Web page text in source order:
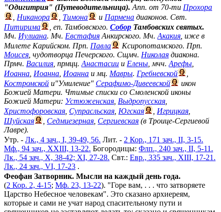
"Одигитрия" (Путеводительница). Апп. от 70-ти Прохора
Никанора Тимона и Пармена диаконов. Свт.
Питирима
, еп. Тамбовского. Собор Тамбовских святых.
Мч. Иулиана. Мч. Евстафия Анкирского. Мч. Акакия , иже в
Милете Карийском. Прп. Павла
Ксиропотамского. Прп.
Моисея , чудотворца Печерского. Сщмч. Николая диакона.
Прмч. Василия , прмцц. Анастасии и Елены , мчч. Арефы
Иоанна Иоанна Иоанна и мц. Мавры. Гребневской
Костромской и"Умиление" Серафимо-Дивеевской
икон
Божией Матери. Чтимые списки со Смоленской иконы
Божией Матери: Устюженская Выдропусская
Христофоровская Супрасльская Югская Игрицкая
Шуйская
Седмиезерная Сергиевская (в Троице-Сергиевой
Лавре).
Утр. - Лк., 4 зач., I, 39-49, 56. Лит. - 2 Кор., 171 зач., II, 3-15.
Мф., 94 зач., XXIII, 13-22. Богородицы: Флп., 240 зач., II, 5-11.
Лк., 54 зач., X, 38-42; XI, 27-28. Свт.: Евр., 335 зач., XIII, 17-21.
Лк., 24 зач., VI, 17-23 .
Феофан Затворник. Мысли на каждый день года.
(2 Кор. 2, 4-15; Мф. 23, 13-22). "Горе вам, . . . что затворяете
Царство Небесное человекам". Это сказано архиереям,
которые и сами не учат народ спасительному пути и